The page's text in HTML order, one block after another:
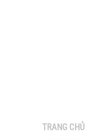
TRANG CHỦ